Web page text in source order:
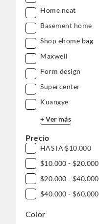
Home neat
Basement home
Shop ehome bag
Maxwell
Form design
Supercenter
Kuangye
+ Ver más
Precio
HASTA $10.000
$10.000 - $20.000
$20.000 - $40.000
$40.000 - $60.000
Color